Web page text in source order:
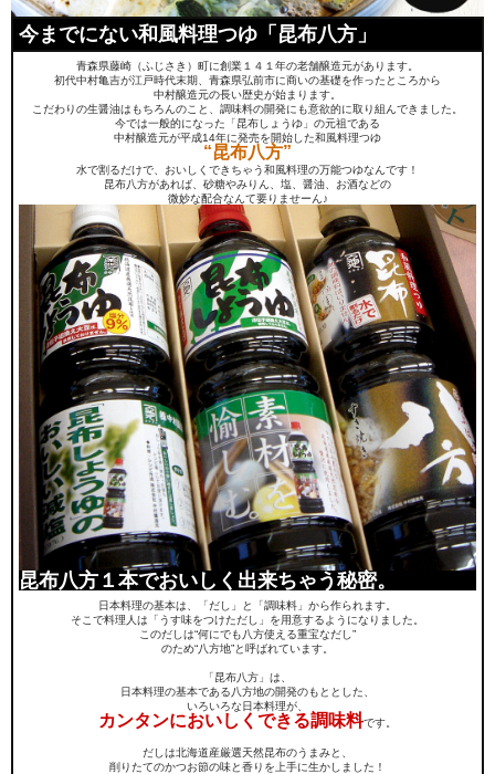
今までにない和風料理つゆ「昆布八方」
青森県藤崎（ふじさき）町に創業１４１年の老舗醸造元があります。
初代中村亀吉が江戸時代末期、青森県弘前市に商いの基礎を作ったところから
中村醸造元の長い歴史が始まります。
こだわりの生醤油はもちろんのこと、調味料の開発にも意欲的に取り組んできました。
今では一般的になった「昆布しょうゆ」の元祖である
中村醸造元が平成14年に発売を開始した和風料理つゆ
“昆布八方”
水で割るだけで、おいしくできちゃう和風料理の万能つゆなんです！
昆布八方があれば、砂糖やみりん、塩、醤油、お酒などの
微妙な配合なんて要りませーん♪
昆布八方１本でおいしく出来ちゃう秘密。
日本料理の基本は、「だし」と「調味料」から作られます。
そこで料理人は「うす味をつけただし」を用意するようになりました。
このだしは“何にでも八方使える重宝なだし”
のため“八方地”と呼ばれています。
「昆布八方」は、
日本料理の基本である八方地の開発のもととした、
いろいろな日本料理が、
カンタンにおいしくできる調味料です。
だしは北海道産厳選天然昆布のうまみと、
削りたてのかつお節の味と香りを上手に生かしました！